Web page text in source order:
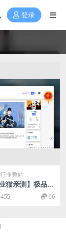
登录
行业整站
猫亲测】极品魔
JOE模板
455 66